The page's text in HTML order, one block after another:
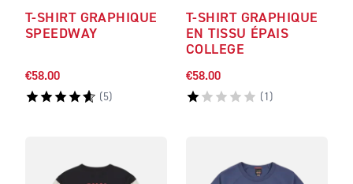
T-SHIRT GRAPHIQUE
SPEEDWAY
€58.00
( 5)
T-SHIRT GRAPHIQUE
EN TISSU ÉPAIS
COLLEGE
€58.00
( 1 )